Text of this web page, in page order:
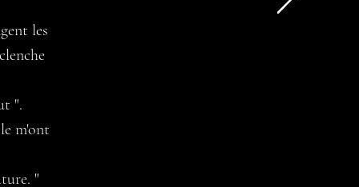
les
".
m'ont
"